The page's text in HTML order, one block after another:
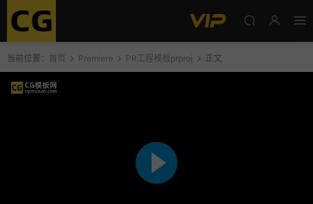
当前位置： 首页 Premiere PR工程模板prproj 正文